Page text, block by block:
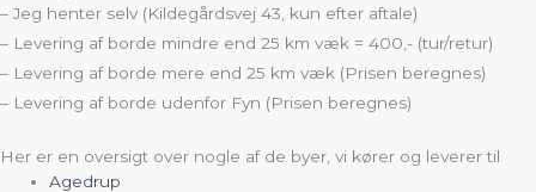
– Jeg henter selv (Kildegårdsvej 43, kun efter aftale)
– Levering af borde mindre end 25 km væk = 400,- (tur/retur)
– Levering af borde mere end 25 km væk (Prisen beregnes)
– Levering af borde udenfor Fyn (Prisen beregnes)
Her er en oversigt over nogle af de byer, vi kører og leverer til
Agedrup